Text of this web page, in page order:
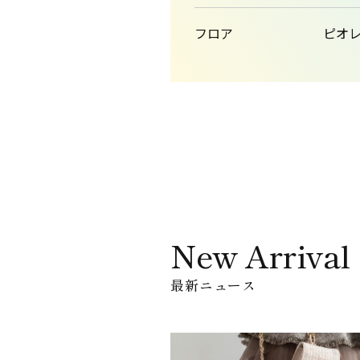
フロア ピオ
New Arrival
最新ニュース